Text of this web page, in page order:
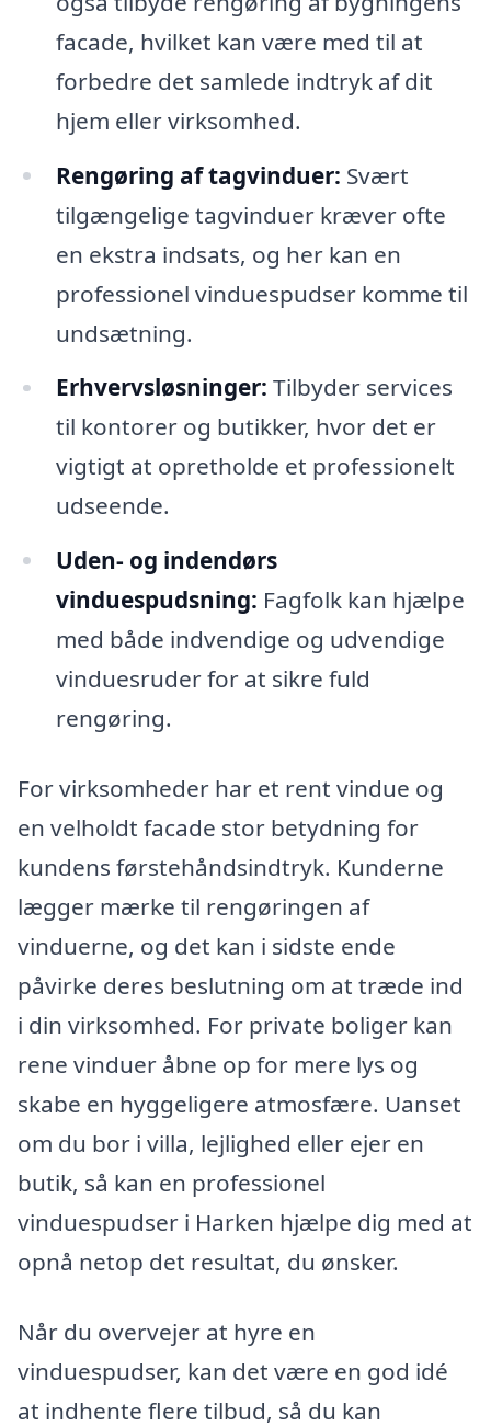
facade, hvilket kan være med til at
forbedre det samlede indtryk af dit
hjem eller virksomhed.
Rengøring af tagvinduer: Svært
tilgængelige tagvinduer kræver ofte
en ekstra indsats, og her kan en
professionel vinduespudser komme til
undsætning.
Erhvervsløsninger: Tilbyder services
til kontorer og butikker, hvor det er
vigtigt at opretholde et professionelt
udseende.
Uden- og indendørs
vinduespudsning: Fagfolk kan hjælpe
med både indvendige og udvendige
vinduesruder for at sikre fuld
rengøring.
For virksomheder har et rent vindue og
en velholdt facade stor betydning for
kundens førstehåndsindtryk. Kunderne
lægger mærke til rengøringen af
vinduerne, og det kan i sidste ende
påvirke deres beslutning om at træde ind
i din virksomhed. For private boliger kan
rene vinduer åbne op for mere lys og
skabe en hyggeligere atmosfære. Uanset
om du bor i villa, lejlighed eller ejer en
butik, så kan en professionel
vinduespudser i Harken hjælpe dig med at
opnå netop det resultat, du ønsker.
Når du overvejer at hyre en
vinduespudser, kan det være en god idé
at indhente flere tilbud, så du kan